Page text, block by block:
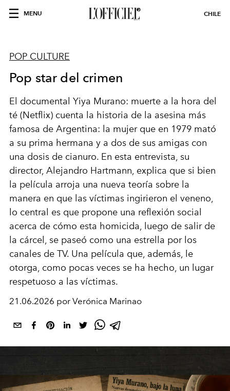
MENU CHILE
POP CULTURE
Pop star del crimen
El documental Yiya Murano: muerte a la hora del
té (Netflix) cuenta la historia de la asesina más
famosa de Argentina: la mujer que en 1979 mató
a su prima hermana y a dos de sus amigas con
una dosis de cianuro. En esta entrevista, su
director, Alejandro Hartmann, explica que si bien
la película arroja una nueva teoría sobre la
manera en que las víctimas ingirieron el veneno,
lo central es que propone una reflexión social
acerca de cómo esta homicida, luego de salir de
la cárcel, se paseó como una estrella por los
canales de TV. Una película que, además, le
otorga, como pocas veces se ha hecho, un lugar
respetuoso a las víctimas.
21.06.2026 por Verónica Marinao